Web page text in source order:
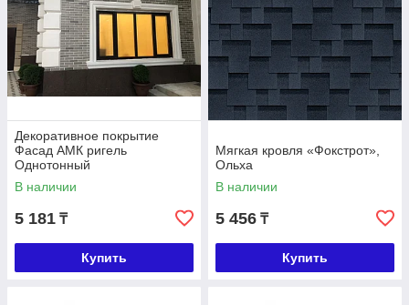
Декоративное покрытие
Фасад АМК ригель
Однотонный
В наличии
5 181 ₸
Купить
Мягкая кровля «Фокстрот»,
Ольха
В наличии
5 456 ₸
Купить